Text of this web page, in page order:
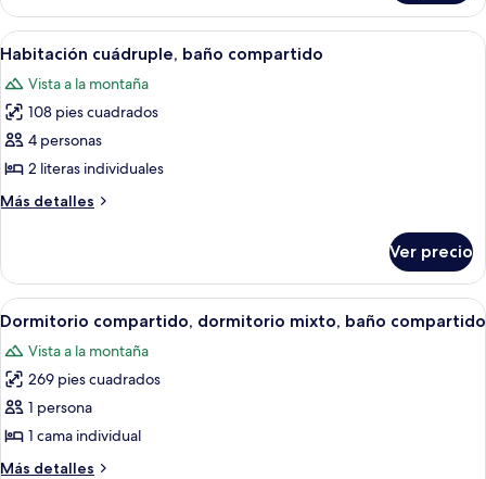
triple,
baño
compartido
Abrir
todas
las
fotos
de
Habitación
cuádruple,
baño
Un dormitorio con literas, una
7
Habitación cuádruple, baño compartido
Vista a la montaña
108 pies cuadrados
4 personas
2 literas individuales
Más detalles
Más
cuádruple,
baño
compartido
Ver precio
Abrir
todas
las
fotos
de
Dormitorio
compartido,
Una cabaña de madera con literas
4
Dormitorio compartido, dormitorio mixto, baño compartido
Vista a la montaña
269 pies cuadrados
1 persona
1 cama individual
Más detalles
Más